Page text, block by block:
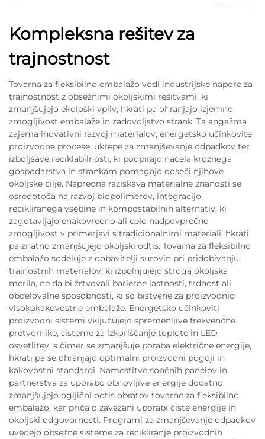
Kompleksna rešitev za
trajnostnost
Tovarna za fleksibilno embalažo vodi industrijske napore za
trajnostnost z obsežnimi okoljskimi rešitvami, ki
zmanjšujejo ekološki vpliv, hkrati pa ohranjajo izjemno
zmogljivost embalaže in zadovoljstvo strank. Ta angažma
zajema inovativni razvoj materialov, energetsko učinkovite
proizvodne procese, ukrepe za zmanjševanje odpadkov ter
izboljšave reciklabilnosti, ki podpirajo načela krožnega
gospodarstva in strankam pomagajo doseči njihove
okoljske cilje. Napredna raziskava materialne znanosti se
osredotoča na razvoj biopolimerov, integracijo
recikliranega vsebine in kompostabilnih alternativ, ki
zagotavljajo enakovredno ali celo nadpovprečno
zmogljivost v primerjavi s tradicionalnimi materiali, hkrati
pa znatno zmanjšujejo okoljski odtis. Tovarna za fleksibilno
embalažo sodeluje z dobavitelji surovin pri pridobivanju
trajnostnih materialov, ki izpolnjujejo stroga okoljska
merila, ne da bi žrtvovali barierne lastnosti, trdnost ali
obdelovalne sposobnosti, ki so bistvene za proizvodnjo
visokokakovostne embalaže. Energetsko učinkoviti
proizvodni sistemi vključujejo spremenljive frekvenčne
pretvornike, sisteme za izkoriščanje toplote in LED
osvetlitev, s čimer se zmanjšuje poraba električne energije,
hkrati pa se ohranjajo optimalni proizvodni pogoji in
kakovostni standardi. Namestitve sončnih panelov in
partnerstva za uporabo obnovljive energije dodatno
zmanjšujejo ogljični odtis obratov tovarne za fleksibilno
embalažo, kar priča o zavezani uporabi čiste energije in
okoljski odgovornosti. Programi za zmanjševanje odpadkov
uvedejo obsežne sisteme za recikliranje proizvodnih